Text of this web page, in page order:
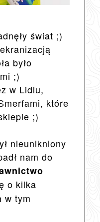
świat ;)
było
;)
w Lidlu,
które
;)
nieunikniony
nam do
o kilka
w tym